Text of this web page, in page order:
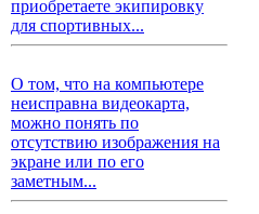
приобретаете экипировку
для спортивных...
О том, что на компьютере
неисправна видеокарта,
можно понять по
отсутствию изображения на
экране или по его
заметным...